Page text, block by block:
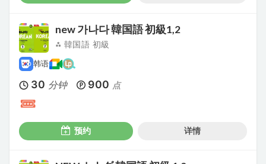
new 가나다 韓国語 初級1,2
⁂ 韓国語 初級
韩语
30 分钟 900 点
预约 详情